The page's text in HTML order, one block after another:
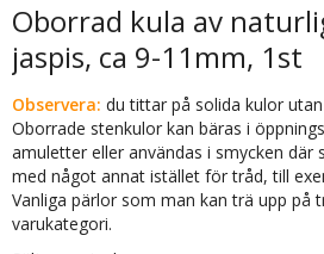
Oborrad kula av
jaspis, ca 9-11mm, 1st
Observera: du tittar på solida kulor
Oborrade stenkulor kan bäras i
amuletter eller användas i smycken där
med något annat istället för tråd, till
Vanliga pärlor som man kan trä upp på
varukategori.